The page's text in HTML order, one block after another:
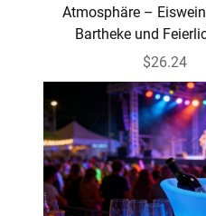
Atmosphäre –
Bartheke und
$26.24